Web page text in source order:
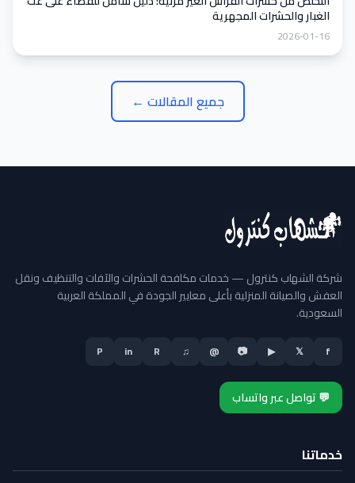
الغبار والحشرات المجهرية
2026-01-16
جميع المقالات ←
شركة الشهاب كنترول — خدمات مكافحة الحشرات والآفات والتنظيف ونقل
العفش والصيانة المنزلية بأعلى معايير الجودة في المملكة العربية
السعودية.
f
𝕏
▶
📷
@
♫
R
in
P
💬 تواصل عبر واتساب
خدماتنا